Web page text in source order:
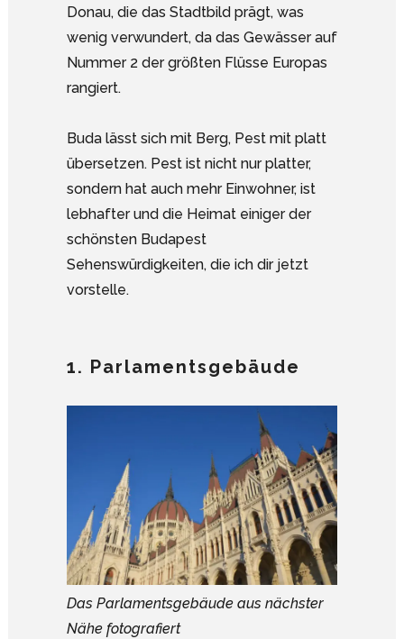
Donau, die das Stadtbild prägt, was
wenig verwundert, da das Gewässer auf
Nummer 2 der größten Flüsse Europas
rangiert.
Buda lässt sich mit Berg, Pest mit platt
übersetzen. Pest ist nicht nur platter,
sondern hat auch mehr Einwohner, ist
lebhafter und die Heimat einiger der
schönsten Budapest
Sehenswürdigkeiten, die ich dir jetzt
vorstelle.
1. Parlamentsgebäude
Das Parlamentsgebäude aus nächster
Nähe fotografiert